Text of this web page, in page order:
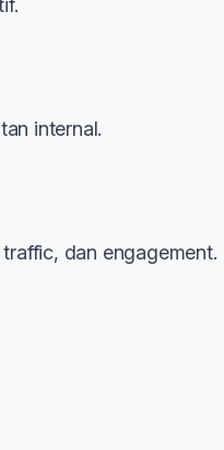
internal.
dan engagement.